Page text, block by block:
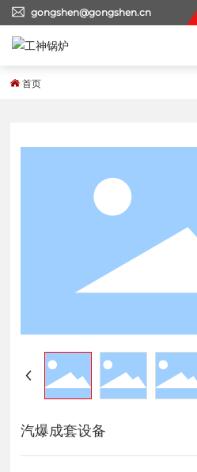
gongshen@gongshen.cn
首页
汽爆成套设备